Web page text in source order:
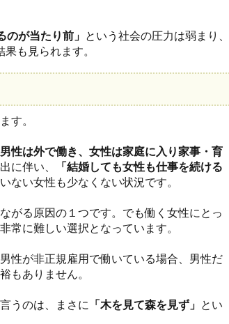
のが当たり前」 という社会の圧力は弱まり、
も見られます。
す。
男性は外で働き、女性は家庭に入り家事・育
に伴い、
「結婚しても女性も仕事を続ける
ない女性も少なくない状況です。
がる原因の１つです。でも働く女性にとっ
常に難しい選択となっています。
性が非正規雇用で働いている場合、男性だ
もありません。
うのは、まさに 「木を見て森を見ず」 とい